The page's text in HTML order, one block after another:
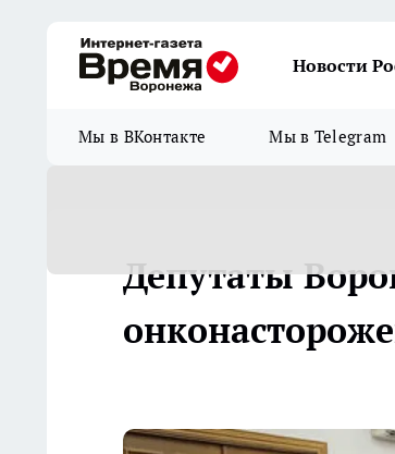
Новости
Мы в ВКонтакте Мы в Telegram
Депутаты